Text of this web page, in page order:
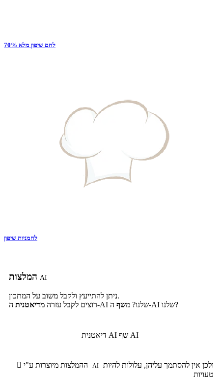
לחם שיפון מלא 70%
לחמניות שיפון
AI
ניתן להתייעץ ולקבל משוב על המתכון.
רוצים לקבל עזרה מדיאטנית ה-AI שלנו? משף ה-AI שלנו?
דיאטנית AI שף AI
 AI
טעויות